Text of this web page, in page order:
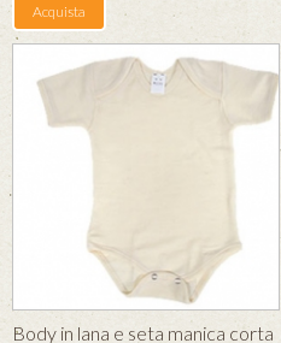
Acquista
Body in lana e seta manica corta